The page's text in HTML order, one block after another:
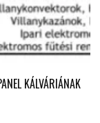
KÁLVÁRIÁNAK